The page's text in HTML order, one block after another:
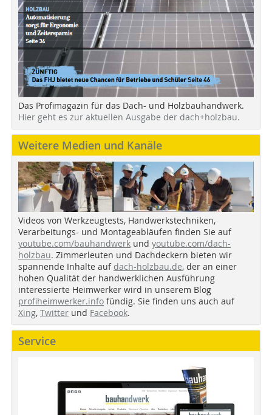
Das Profimagazin für das Dach- und Holzbauhandwerk.
Hier geht es zur aktuellen Ausgabe der dach+holzbau.
Weitere Medien und Kanäle
Videos von Werkzeugtests, Handwerkstechniken,
Verarbeitungs- und Montageabläufen finden Sie auf
youtube.com/bauhandwerk und youtube.com/dach-
holzbau. Zimmerleuten und Dachdeckern bieten wir
spannende Inhalte auf dach-holzbau.de, der an einer
hohen Qualität der handwerklichen Ausführung
interessierte Heimwerker wird in unserem Blog
profiheimwerker.info fündig. Sie finden uns auch auf
Xing, Twitter und Facebook.
Service